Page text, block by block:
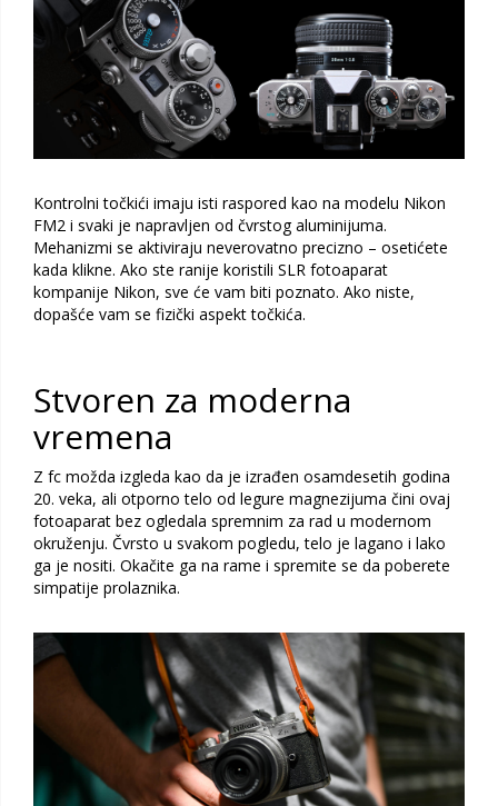
Kontrolni točkići imaju isti raspored kao na modelu Nikon
FM2 i svaki je napravljen od čvrstog aluminijuma.
Mehanizmi se aktiviraju neverovatno precizno – osetićete
kada klikne. Ako ste ranije koristili SLR fotoaparat
kompanije Nikon, sve će vam biti poznato. Ako niste,
dopašće vam se fizički aspekt točkića.
Stvoren za moderna
vremena
Z fc možda izgleda kao da je izrađen osamdesetih godina
20. veka, ali otporno telo od legure magnezijuma čini ovaj
fotoaparat bez ogledala spremnim za rad u modernom
okruženju. Čvrsto u svakom pogledu, telo je lagano i lako
ga je nositi. Okačite ga na rame i spremite se da poberete
simpatije prolaznika.